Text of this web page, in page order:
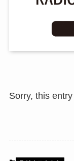
Sorry, this